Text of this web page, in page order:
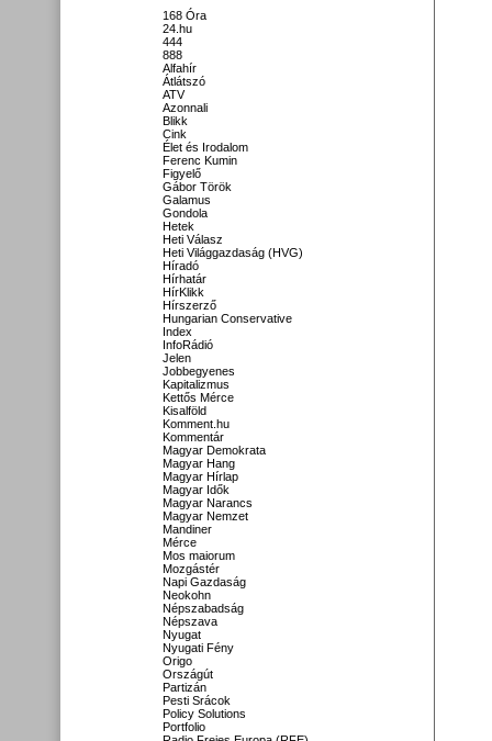
168 Óra
24.hu
444
888
Alfahír
Átlátszó
ATV
Azonnali
Blikk
Cink
Élet és Irodalom
Ferenc Kumin
Figyelő
Gábor Török
Galamus
Gondola
Hetek
Heti Válasz
Heti Világgazdaság (HVG)
Híradó
Hírhatár
HírKlikk
Hírszerző
Hungarian Conservative
Index
InfoRádió
Jelen
Jobbegyenes
Kapitalizmus
Kettős Mérce
Kisalföld
Komment.hu
Kommentár
Magyar Demokrata
Magyar Hang
Magyar Hírlap
Magyar Idők
Magyar Narancs
Magyar Nemzet
Mandiner
Mérce
Mos maiorum
Mozgástér
Napi Gazdaság
Neokohn
Népszabadság
Népszava
Nyugat
Nyugati Fény
Origo
Országút
Partizán
Pesti Srácok
Policy Solutions
Portfolio